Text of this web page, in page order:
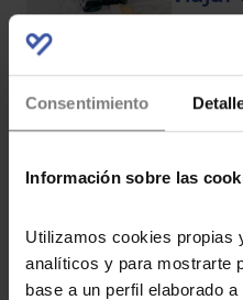
Consentimiento
Información sobre las
Utilizamos cookies propias
analíticos y para mostrarte
base a un perfil elaborado
Visita